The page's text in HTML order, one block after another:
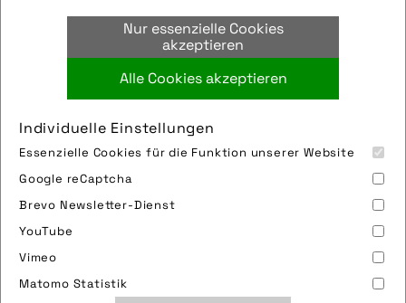
Nur essenzielle Cookies
akzeptieren
Alle Cookies akzeptieren
Individuelle Einstellungen
Essenzielle Cookies für die Funktion unserer Website
Google reCaptcha
Brevo Newsletter-Dienst
YouTube
Vimeo
Matomo Statistik
ebike,liegerad,pedelec
Bild downloaden
Nutzungsbedingungen
Datenschutz